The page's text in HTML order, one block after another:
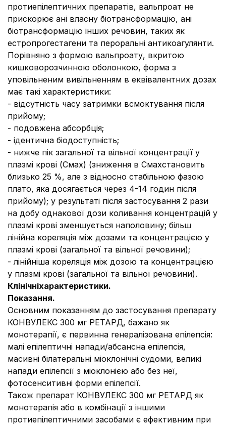
протиепілептичних препаратів, вальпроат не
прискорює ані власну біотрансформацію, ані
біотрансформацію інших речовин, таких як
естропрогестагени та пероральні антикоагулянти.
Порівняно з формою вальпроату, вкритою
кишковорозчинною оболонкою, форма з
уповільненим вивільненням в еквівалентних дозах
має такі характеристики:
- відсутність часу затримки всмоктування після
прийому;
- подовжена абсорбція;
- ідентична біодоступність;
- нижче пік загальної та вільної концентрації у
плазмі крові (Смах) (зниження в Смахстановить
близько 25 %, але з відносно стабільною фазою
плато, яка досягається через 4-14 годин після
прийому); у результаті після застосування 2 рази
на добу однакової дози коливання концентрацій у
плазмі крові зменшується наполовину; більш
лінійна кореляція між дозами та концентрацією у
плазмі крові (загальної та вільної речовини);
- лінійніша кореляція між дозою та концентрацією
у плазмі крові (загальної та вільної речовини).
Клінічніхарактеристики.
Показання.
Основним показанням до застосування препарату
КОНВУЛЕКС 300 мг РЕТАРД, бажано як
монотерапії, є первинна генералізована епілепсія:
малі епілептичні напади/абсансна епілепсія,
масивні білатеральні міоклонічні судоми, великі
напади епілепсії з міоклонією або без неї,
фотосенситивні форми епілепсії.
Також препарат КОНВУЛЕКС 300 мг РЕТАРД як
монотерапія або в комбінації з іншими
протиепілептичними засобами є ефективним при